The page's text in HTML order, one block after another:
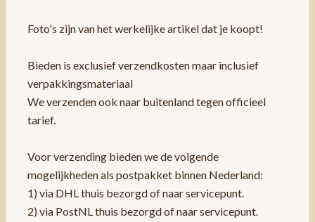
Foto's zijn van het werkelijke artikel dat je koopt!
Bieden is exclusief verzendkosten maar inclusief
verpakkingsmateriaal
We verzenden ook naar buitenland tegen officieel
tarief.
Voor verzending bieden we de volgende
mogelijkheden als postpakket binnen Nederland:
1) via DHL thuis bezorgd of naar servicepunt.
2) via PostNL thuis bezorgd of naar servicepunt.